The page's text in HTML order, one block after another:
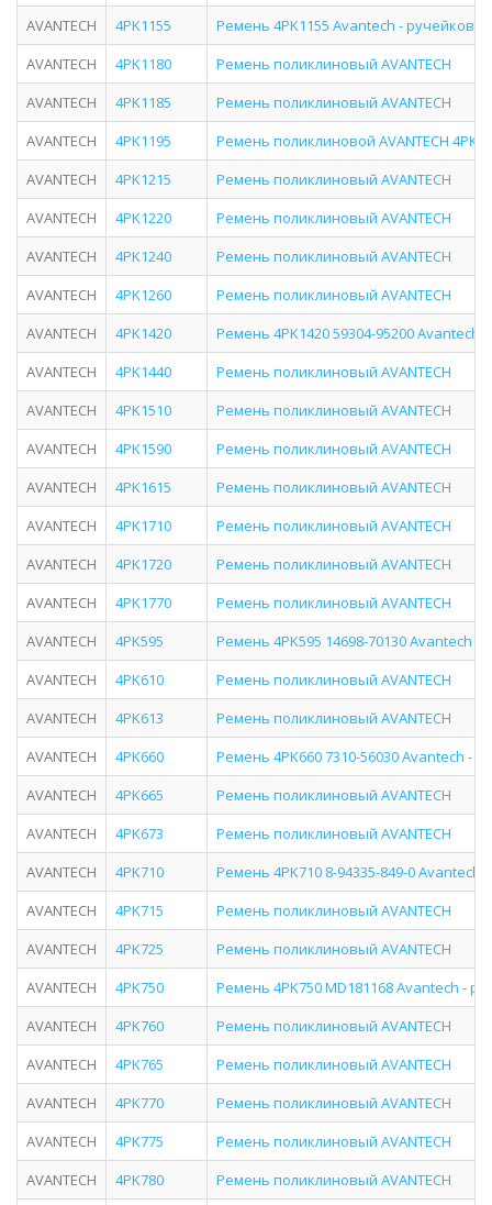
AVANTECH 4PK1155
Ремень 4PK1155 Avantech -
AVANTECH
4PK1180
Ремень поликлиновый AVANTECH
AVANTECH
4PK1185
Ремень поликлиновый AVANTECH
AVANTECH
4PK1195
Ремень поликлиновой AVANTECH
AVANTECH
4PK1215
Ремень поликлиновый AVANTECH
AVANTECH
4PK1220
Ремень поликлиновый AVANTECH
AVANTECH
4PK1240
Ремень поликлиновый AVANTECH
AVANTECH
4PK1260
Ремень поликлиновый AVANTECH
AVANTECH
4PK1420
Ремень 4PK1420 59304-95200 Avantech
AVANTECH
4PK1440
Ремень поликлиновый AVANTECH
AVANTECH
4PK1510
Ремень поликлиновый AVANTECH
AVANTECH
4PK1590
Ремень поликлиновый AVANTECH
AVANTECH
4PK1615
Ремень поликлиновый AVANTECH
AVANTECH
4PK1710
Ремень поликлиновый AVANTECH
AVANTECH
4PK1720
Ремень поликлиновый AVANTECH
AVANTECH
4PK1770
Ремень поликлиновый AVANTECH
AVANTECH
4PK595
Ремень 4PK595 14698-70130 Avantech -
AVANTECH
4PK610
Ремень поликлиновый AVANTECH
AVANTECH
4PK613
Ремень поликлиновый AVANTECH
AVANTECH
4PK660
Ремень 4PK660 7310-56030 Avantech -
AVANTECH
4PK665
Ремень поликлиновый AVANTECH
AVANTECH
4PK673
Ремень поликлиновый AVANTECH
AVANTECH
4PK710
Ремень 4PK710 8-94335-849-0 Avantech
AVANTECH
4PK715
Ремень поликлиновый AVANTECH
AVANTECH
4PK725
Ремень поликлиновый AVANTECH
AVANTECH
4PK750
Ремень 4PK750 MD181168 Avantech -
AVANTECH
4PK760
Ремень поликлиновый AVANTECH
AVANTECH
4PK765
Ремень поликлиновый AVANTECH
AVANTECH
4PK770
Ремень поликлиновый AVANTECH
AVANTECH
4PK775
Ремень поликлиновый AVANTECH
AVANTECH
4PK780
Ремень поликлиновый AVANTECH